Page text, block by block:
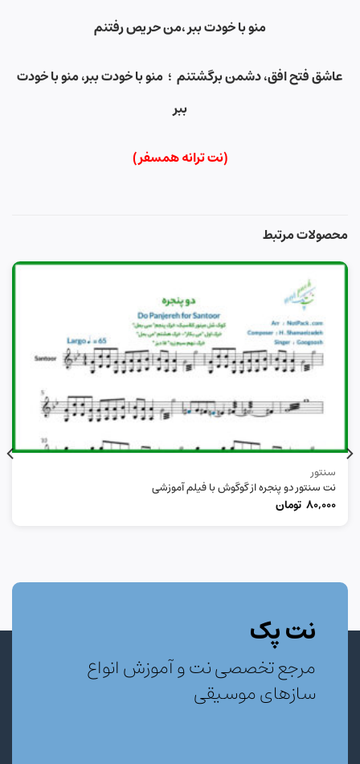
منو با خودت ببر ،من حریص رفتنم
عاشق فتح افق، دشمن برگشتنم ؛ منو با خودت ببر، منو با خودت
ببر
(نت ترانه همسفر)
محصولات مرتبط
سنتور
نت سنتور دو پنجره از گوگوش با فیلم آموزشی
80,000 تومان
نت پک
مرجع تخصصی نت و آموزش انواع
سازهای موسیقی